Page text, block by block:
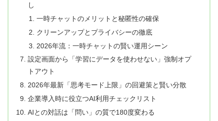
し
一時チャットのメリットと秘匿性の確保
クリーンアップとプライバシーの徹底
2026年流：一時チャットの賢い運用シーン
設定画面から「学習にデータを使わせない」強制オプ
トアウト
2026年最新「思考モード上限」の回避策と賢い分散
企業導入時に役立つAI利用チェックリスト
AIとの対話は「問い」の質で180度変わる